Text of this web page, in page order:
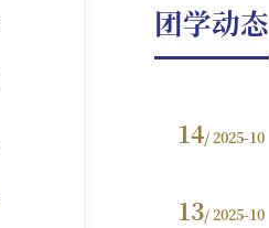
团学动态
14/ 2025-10
13/ 2025-10